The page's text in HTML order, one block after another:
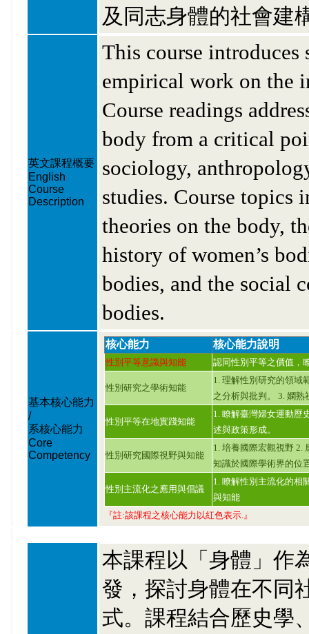
及同志身體的社會建
英文課程概要
English
Course
Description
This course introduces
empirical work on the
Course readings
body from a critical
sociology,
studies. Course topics
theories on the body,
history of women’s
bodies, and the social
bodies.
基本核心能力
/
系核心能力
Core
Competency
核心能力 核心能力說明
性別平等意識與知能 認同性別平等之價值，
性別研究之學術知能
1. 理解性別研究的領域
之分析與批判。 3. 嫻
性別平等在地實踐知能
1. 瞭解臺灣婦女運動歷
述與政策形成。
性別研究國際視野與知能
1. 培養國際宏觀視野 2.
知識於國際學術界的位
性別主流化之應用與倡議
1. 瞭解性別主流化的相
與知能
『註:該課程之核心能力以紅色表示.』
本課程以「身體」作
發，探討身體在不同
式。課程結合歷史學